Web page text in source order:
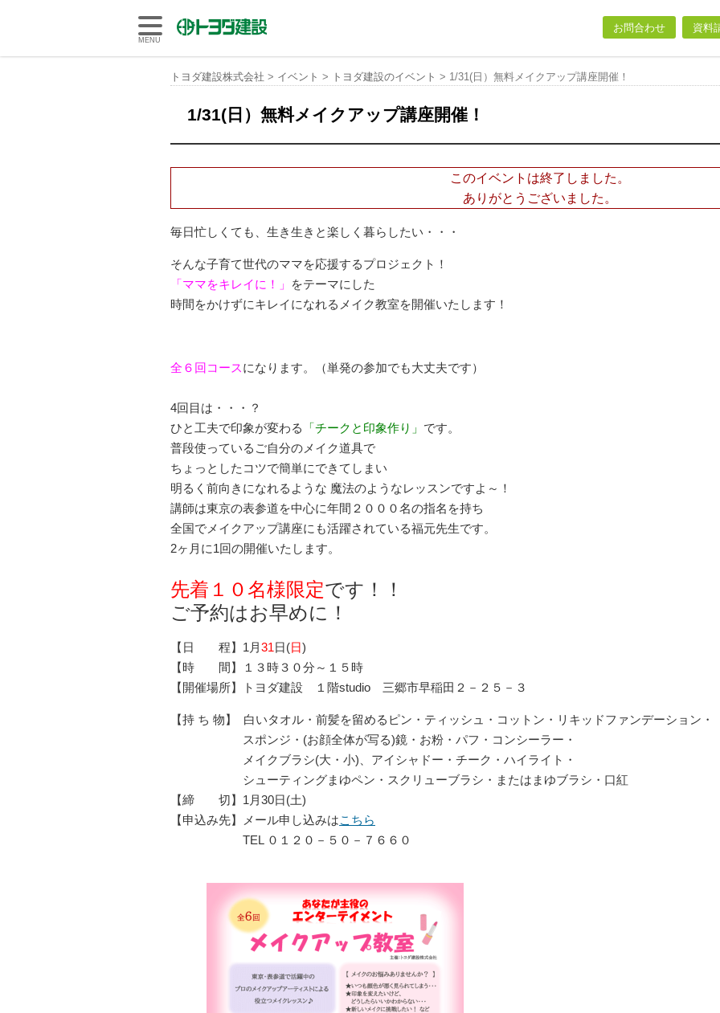
トヨダ建設株式会社
お問合わせ 資料
MENU
トヨダ建設株式会社 > イベント > トヨダ建設のイベント > 1/31(日）無料メイクアップ講座開催！
1/31(日）無料メイクアップ講座開催！
このイベントは終了しました。
ありがとうございました。
毎日忙しくても、生き生きと楽しく暮らしたい・・・
そんな子育て世代のママを応援するプロジェクト！
「ママをキレイに！」
をテーマにした
時間をかけずにキレイになれるメイク教室を開催いたします！
全６回コースになります。（単発の参加でも大丈夫です）
4回目は・・・？
ひと工夫で印象が変わる
「チークと印象作り」 です。
普段使っているご自分のメイク道具で
ちょっとしたコツで簡単にできてしまい
明るく前向きになれるような 魔法のようなレッスンですよ～！
講師は東京の表参道を中心に年間２０００名の指名を持ち
全国でメイクアップ講座にも活躍されている福元先生です。
2ヶ月に1回の開催いたします。
先着１０名様限定です！！
ご予約はお早めに！
【日 程】1月 31日(日)
【時 間】１３時３０分～１５時
【開催場所】トヨダ建設 １階studio 三郷市早稲田２－２５－３
【持 ち 物】 白いタオル・前髪を留めるピン・ティッシュ・コットン・リキッドファンデーション・
スポンジ・(お顔全体が写る)鏡・お粉・パフ・コンシーラー・
メイクブラシ(大・小)、アイシャドー・チーク・ハイライト・
シューティングまゆペン・スクリューブラシ・またはまゆブラシ・口紅
【締 切】1月30日(土)
【申込み先】メール申し込みはこちら
TEL ０１２０－５０－７６６０